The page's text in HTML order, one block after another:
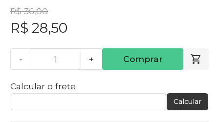
R$ 36,00
R$ 28,50
- + Comprar
Calcular o frete
Calcular